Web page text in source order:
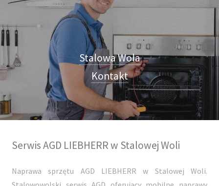
Stalowa Wola
Kontakt
Serwis AGD LIEBHERR w Stalowej Woli
Naprawa sprzętu AGD LIEBHERR w Stalowej Woli.